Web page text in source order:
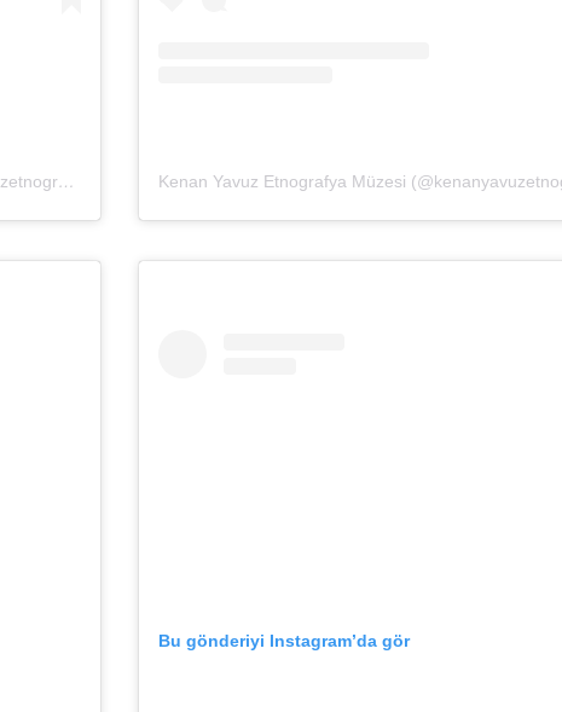
Kenan Yavuz Etnografya Müzesi (@kenanyavuzetnografya)’in paylaştığı bir gönderi (27 Haz, 2020, 4:55öö PDT)
Bu gönderiyi Instagram’da gör